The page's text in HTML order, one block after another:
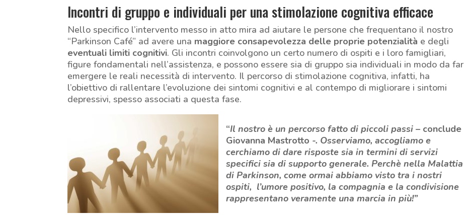
Incontri di gruppo e individuali per una stimolazione cognitiva efficace
Nello specifico l’intervento messo in atto mira ad aiutare le persone che frequentano il nostro
“Parkinson Café” ad avere una maggiore consapevolezza delle proprie potenzialità e degli
eventuali limiti cognitivi. Gli incontri coinvolgono un certo numero di ospiti e i loro famigliari,
figure fondamentali nell’assistenza, e possono essere sia di gruppo sia individuali in modo da far
emergere le reali necessità di intervento. Il percorso di stimolazione cognitiva, infatti, ha
l’obiettivo di rallentare l’evoluzione dei sintomi cognitivi e al contempo di migliorare i sintomi
depressivi, spesso associati a questa fase.
“Il nostro è un percorso fatto di piccoli passi – conclude
Giovanna Mastrotto -. Osserviamo, accogliamo e
cerchiamo di dare risposte sia in termini di servizi
specifici sia di supporto generale. Perchè nella Malattia
di Parkinson, come ormai abbiamo visto tra i nostri
ospiti, l’umore positivo, la compagnia e la condivisione
rappresentano veramente una marcia in più!”